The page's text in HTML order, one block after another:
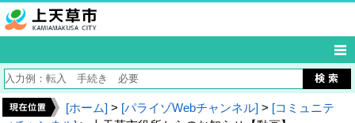
[ホーム] > [パライゾWebチャンネル] > [コミュニテ